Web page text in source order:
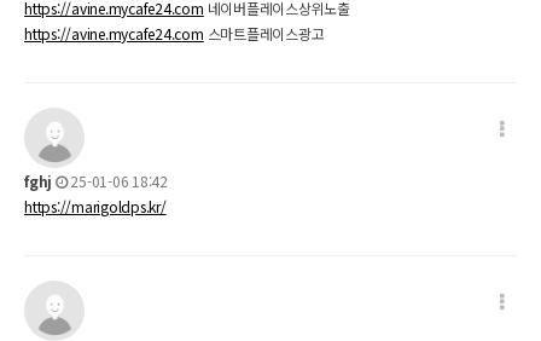
https://avine.mycafe24.com 네이버플레이스상위노출
https://avine.mycafe24.com 스마트플레이스광고
fghj
25-01-06 18:42
https://marigoldps.kr/